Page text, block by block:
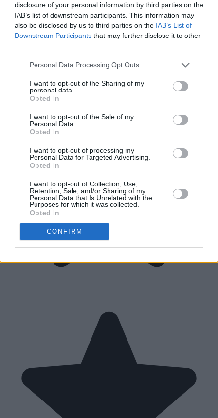
disclosure of your personal information by third parties on the
IAB’s list of downstream participants. This information may
also be disclosed by us to third parties on the IAB’s List of
Downstream Participants that may further disclose it to other
Personal Data Processing Opt Outs
I want to opt-out of the Sharing of my
personal data.
Opted In
I want to opt-out of the Sale of my
Personal Data.
Opted In
I want to opt-out of processing my
Personal Data for Targeted Advertising.
Opted In
I want to opt-out of Collection, Use,
Retention, Sale, and/or Sharing of my
Personal Data that Is Unrelated with the
Purposes for which it was collected.
Opted In
CONFIRM